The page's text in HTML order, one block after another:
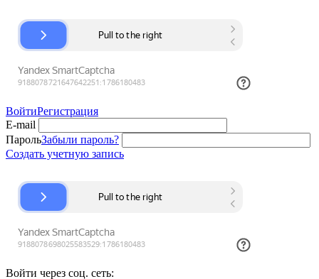
ВойтиРегистрация
E-mail
ПарольЗабыли пароль?
Создать учетную запись
Войти через соц. сеть: